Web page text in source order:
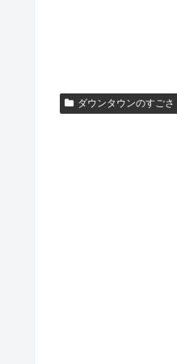
ダウンタウンのすごさ